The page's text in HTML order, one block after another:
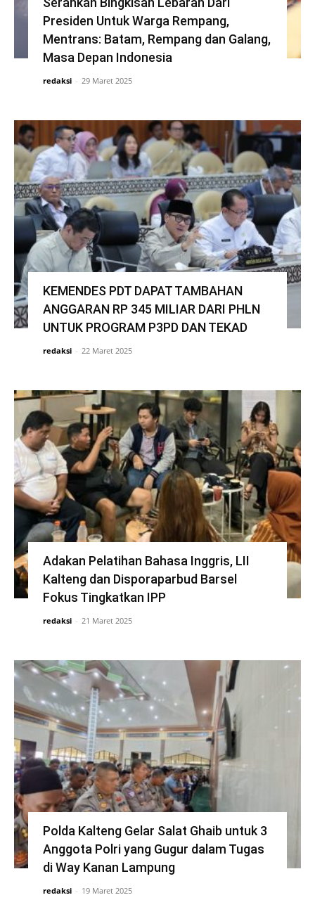
Presiden Untuk Warga Rempang,
Mentrans: Batam, Rempang dan Galang,
Masa Depan Indonesia
redaksi - 29 Maret 2025
KEMENDES PDT DAPAT TAMBAHAN
ANGGARAN RP 345 MILIAR DARI PHLN
UNTUK PROGRAM P3PD DAN TEKAD
redaksi - 22 Maret 2025
Adakan Pelatihan Bahasa Inggris, LII
Kalteng dan Disporaparbud Barsel
Fokus Tingkatkan IPP
redaksi - 21 Maret 2025
Polda Kalteng Gelar Salat Ghaib untuk 3
Anggota Polri yang Gugur dalam Tugas
di Way Kanan Lampung
redaksi - 19 Maret 2025